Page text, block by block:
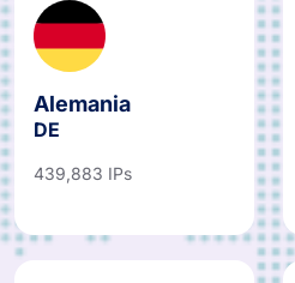
Alemania
DE
439,883 IPs